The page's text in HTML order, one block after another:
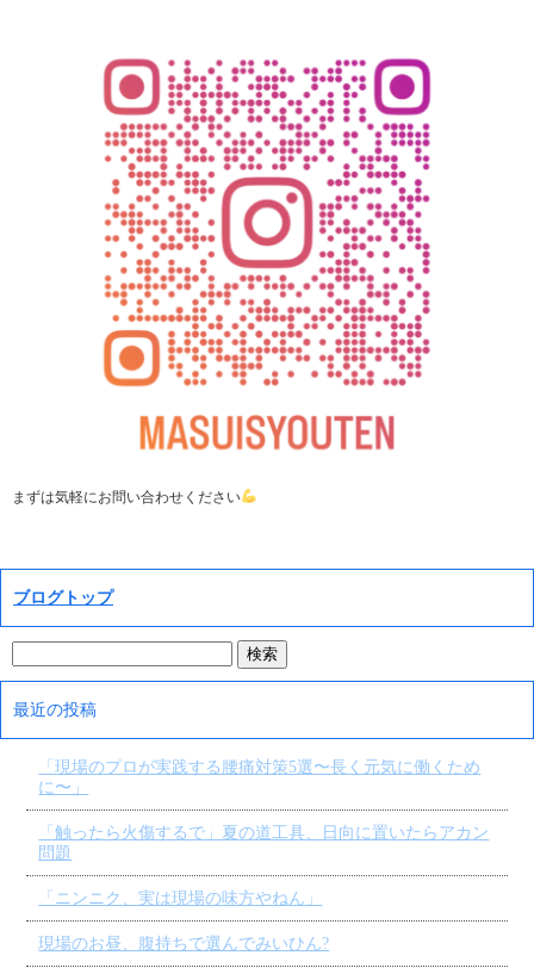
まずは気軽にお問い合わせください
ブログトップ
最近の投稿
「現場のプロが実践する腰痛対策5選〜長く元気に働くため
に〜」
「触ったら火傷するで」夏の道工具、日向に置いたらアカン
問題
「ニンニク、実は現場の味方やねん」
現場のお昼、腹持ちで選んでみいひん?